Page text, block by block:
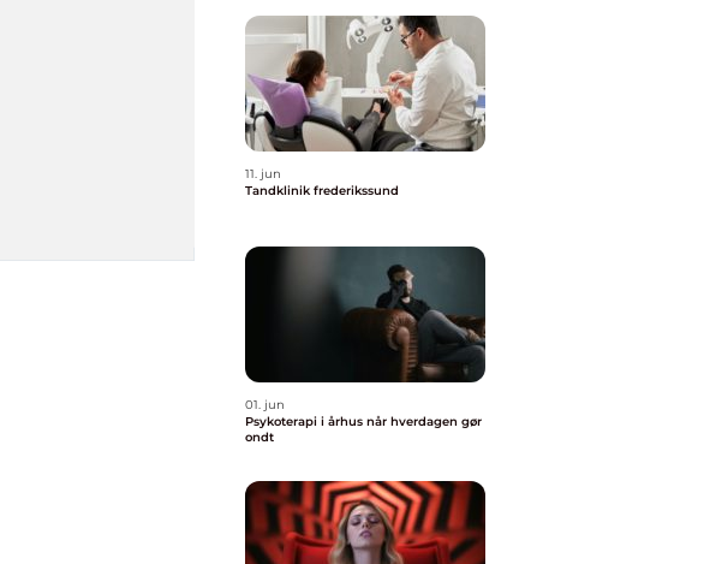
11. jun
Tandklinik frederikssund
01. jun
Psykoterapi i århus når hverdagen gør
ondt